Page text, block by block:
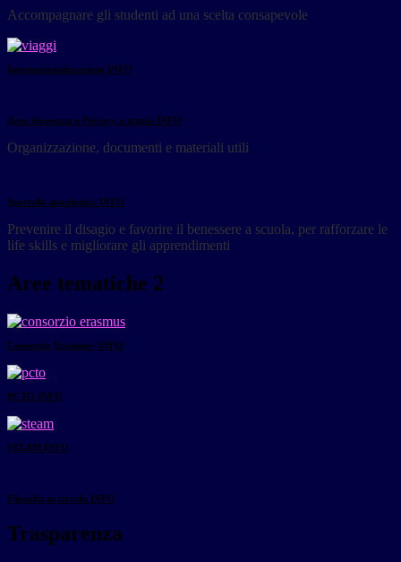
Accompagnare gli studenti ad una scelta consapevole
Internazionalizzazione INFO
Area Sicurezza e Privacy a scuola INFO
Organizzazione, documenti e materiali utili
Sportello psicologico INFO
Prevenire il disagio e favorire il benessere a scuola, per rafforzare le
life skills e migliorare gli apprendimenti
Aree tematiche 2
Consorzio Erasmus+ INFO
PCTO INFO
STEAM INFO
Filosofia in circolo INFO
Trasparenza